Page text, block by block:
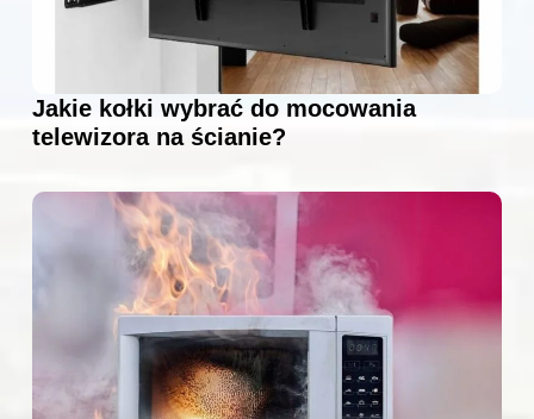
Jakie kołki wybrać do mocowania
telewizora na ścianie?